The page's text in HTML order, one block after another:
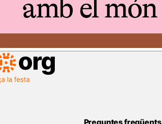
Preguntes freqüents